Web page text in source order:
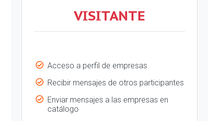
VISITANTE
Acceso a perfil de empresas
Recibir mensajes de otros participantes
Enviar mensajes a las empresas en
catálogo